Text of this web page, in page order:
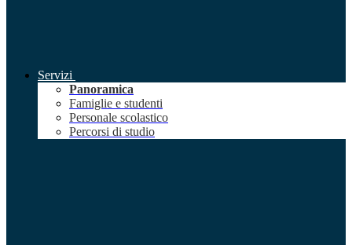
Servizi
Panoramica
Famiglie e studenti
Personale scolastico
Percorsi di studio